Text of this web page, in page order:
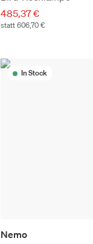
485,37 €
statt 606,70 €
In Stock
Nemo